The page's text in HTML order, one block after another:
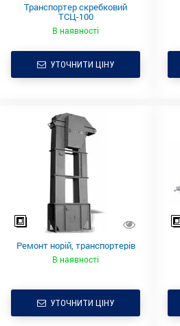
Транспортер скребковий
ТСЦ-100
В наявності
УТОЧНИТИ ЦІНУ
Ремонт норій, транспортерів
В наявності
УТОЧНИТИ ЦІНУ